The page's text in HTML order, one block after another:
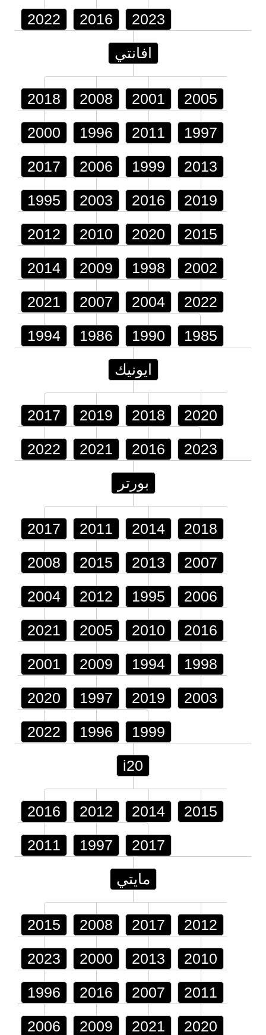
2022 2016 2023
افانتي
2018 2008 2001 2005
2000 1996 2011 1997
2017 2006 1999 2013
1995 2003 2016 2019
2012 2010 2020 2015
2014 2009 1998 2002
2021 2007 2004 2022
1994 1986 1990 1985
ايونيك
2017 2019 2018 2020
2022 2021 2016 2023
بورتر
2017 2011 2014 2018
2008 2015 2013 2007
2004 2012 1995 2006
2021 2005 2010 2016
2001 2009 1994 1998
2020 1997 2019 2003
2022 1996 1999
i20
2016 2012 2014 2015
2011 1997 2017
مايتي
2015 2008 2017 2012
2023 2000 2013 2010
1996 2016 2007 2011
2006 2009 2021 2020